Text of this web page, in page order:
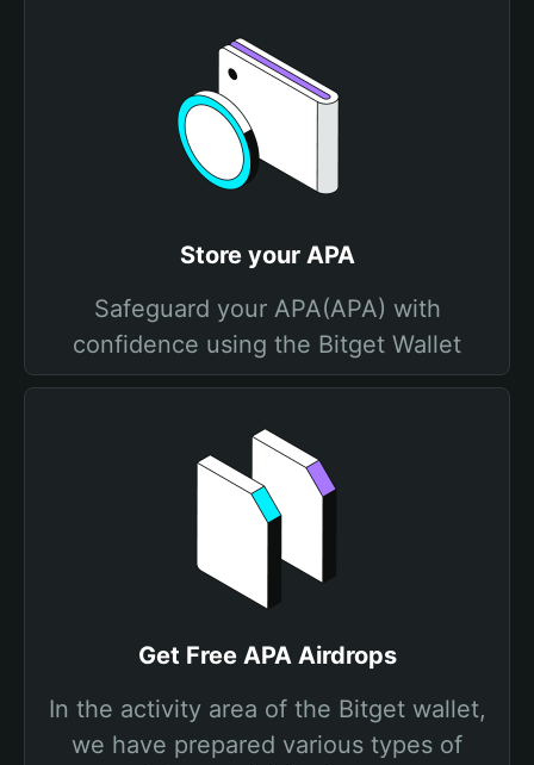
Store your APA
Safeguard your APA(APA) with
confidence using the Bitget Wallet
Get Free APA Airdrops
In the activity area of the Bitget wallet,
we have prepared various types of